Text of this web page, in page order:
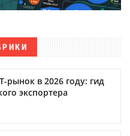
рынок в 2026 году: гид
экспортера